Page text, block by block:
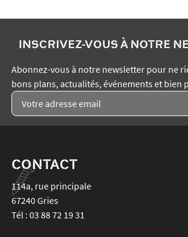
INSCRIVEZ-VOUS À NOTRE
Abonnez-vous à notre newsletter pour ne
bons plans, actualités, événements et bien
CONTACT
114a, rue principale
67240Gries
Tél : 03 88 72 19 31